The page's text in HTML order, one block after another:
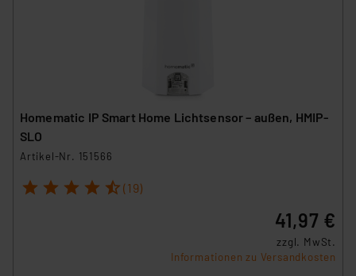
Homematic IP Smart Home Lichtsensor – außen, HMIP-
SLO
Artikel-Nr. 151566
1 2 3 4 5 (19)
41,97 €
zzgl. MwSt.
Informationen zu Versandkosten